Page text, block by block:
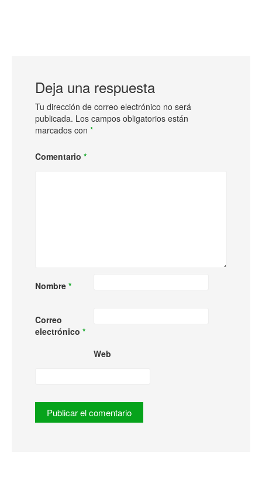
Deja una respuesta
Tu dirección de correo electrónico no será
publicada. Los campos obligatorios están
marcados con *
Comentario *
Nombre *
Correo
electrónico *
Web